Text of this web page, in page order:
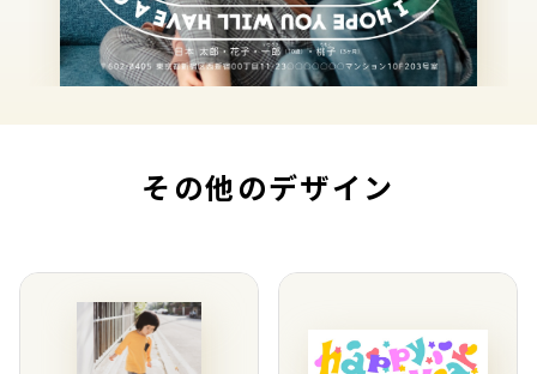
その他のデザイン